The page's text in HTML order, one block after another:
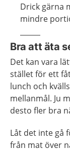
Drick gärna
mindre
Bra att äta
Det kan vara
stället för ett
lunch och
mellanmål. Ju
desto fler bra
Låt det inte gå
från mat över